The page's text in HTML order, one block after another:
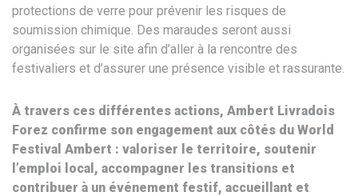
protections de verre pour prévenir les risques de
soumission chimique. Des maraudes seront aussi
organisées sur le site afin d’aller à la rencontre des
festivaliers et d’assurer une présence visible et rassurante.
À travers ces différentes actions, Ambert Livradois
Forez confirme son engagement aux côtés du World
Festival Ambert : valoriser le territoire, soutenir
l’emploi local, accompagner les transitions et
contribuer à un événement festif, accueillant et